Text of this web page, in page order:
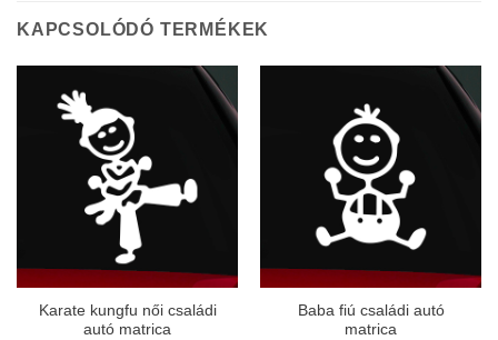
KAPCSOLÓDÓ TERMÉKEK
Karate kungfu női családi
autó matrica
Baba fiú családi autó
matrica